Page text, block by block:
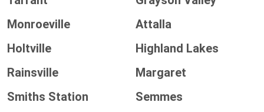
Monroeville
Attalla
Holtville
Highland Lakes
Rainsville
Margaret
Smiths Station
Semmes